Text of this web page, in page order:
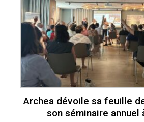
Archea dévoile sa feuille
son séminaire annuel